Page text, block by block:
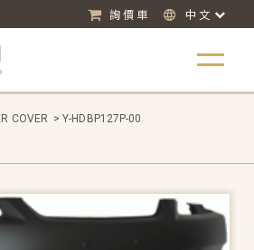
詢價車 中文
COVER > Y-HDBP127P-00